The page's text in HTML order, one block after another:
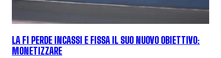
LA F1 PERDE INCASSI E FISSA IL SUO NUOVO OBIETTIVO:
MONETIZZARE